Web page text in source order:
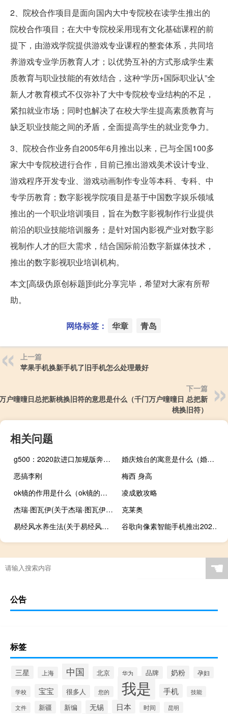
2、院校合作项目是面向国内大中专院校在读学生推出的
院校合作项目；在大中专院校采用现有文化基础课程的前
提下，由游戏学院提供游戏专业课程的整套体系，共同培
养游戏专业学历教育人才；以优势互补的方式形成学生素
质教育与职业技能的有效结合，这种“学历+国际职业认”全
新人才教育模式不仅弥补了大中专院校专业结构的不足，
紧扣就业市场；同时也解决了在校大学生提高素质教育与
缺乏职业技能之间的矛盾，全面提高学生的就业竞争力。
3、院校合作业务自2005年6月推出以来，已与全国100多
家大中专院校进行合作，目前已推出游戏美术设计专业、
游戏程序开发专业、游戏动画制作专业等本科、专科、中
专学历教育；数字影视学院项目是基于中国数字娱乐领域
推出的一个职业培训项目，旨在为数字影视制作行业提供
前沿的职业技能培训服务；是针对国内影视产业对数字影
视制作人才的巨大需求，结合国际前沿数字新媒体技术，
推出的数字影视职业培训机构。
本文[高级伪原创标题]到此分享完毕，希望对大家有所帮
助。
网络标签： 华章 青岛
上一篇
苹果手机换新手机了旧手机怎么处理最好
下一篇
户曈曈日总把新桃换旧符的意思是什么（千门万户曈曈日 总把新
桃换旧符）
相关问题
g500：2020款进口加规版奔驰G500试驾感受
婚庆烛台的寓意是什么（婚礼烛台蜡烛怎么点）
恶搞李刚
梅西 身高
ok镜的作用是什么（ok镜的作用与危害）
凌成败攻略
杰瑞·图瓦伊(关于杰瑞·图瓦伊的简介)
克莱奥
易经风水养生法(关于易经风水养生法的简介)
谷歌向像素智能手机推出2021年1月的安全更新
☚
公告
标签
三星 上海 中国 北京 华为 品牌 奶粉 孕妇
学校 宝宝 很多人 您的 我是 手机 技能
文件 新疆 新编 无锡 日本 时间 昆明